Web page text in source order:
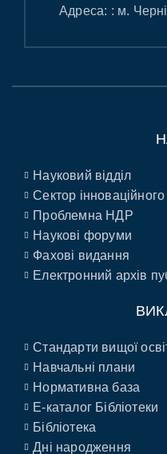
Адреса: : м.
Науковий відділ
Сектор
Проблемна НДР
Наукові форуми
Фахові видання
Електронний архів
Стандарти вищої
Навчальні плани
Нормативна база
E-каталог Бібліотеки
Бібліотека
Дні народження